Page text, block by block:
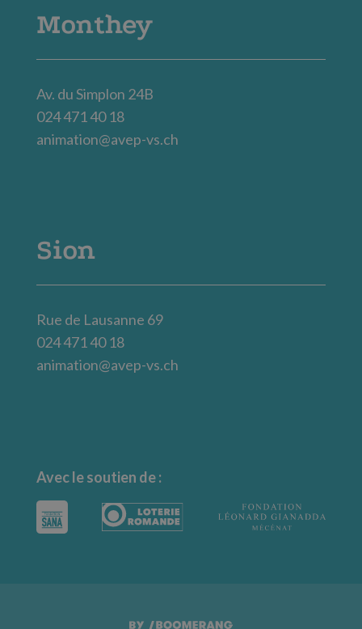
Monthey
Av. du Simplon 24B
024 471 40 18
animation@avep-vs.ch
Sion
Rue de Lausanne 69
024 471 40 18
animation@avep-vs.ch
Avec le soutien de :